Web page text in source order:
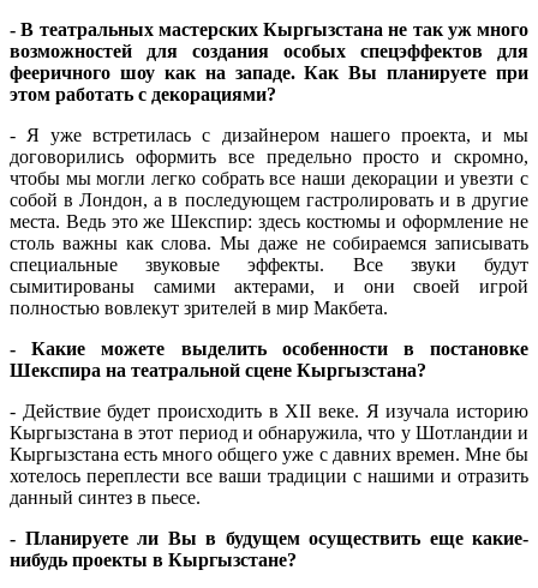
- В театральных мастерских Кыргызстана не так уж много
возможностей для создания особых спецэффектов для
фееричного шоу как на западе. Как Вы планируете при
этом работать с декорациями?
- Я уже встретилась с дизайнером нашего проекта, и мы
договорились оформить все предельно просто и скромно,
чтобы мы могли легко собрать все наши декорации и увезти с
собой в Лондон, а в последующем гастролировать и в другие
места. Ведь это же Шекспир: здесь костюмы и оформление не
столь важны как слова. Мы даже не собираемся записывать
специальные звуковые эффекты. Все звуки будут
сымитированы самими актерами, и они своей игрой
полностью вовлекут зрителей в мир Макбета.
- Какие можете выделить особенности в постановке
Шекспира на театральной сцене Кыргызстана?
- Действие будет происходить в XII веке. Я изучала историю
Кыргызстана в этот период и обнаружила, что у Шотландии и
Кыргызстана есть много общего уже с давних времен. Мне бы
хотелось переплести все ваши традиции с нашими и отразить
данный синтез в пьесе.
- Планируете ли Вы в будущем осуществить еще какие-
нибудь проекты в Кыргызстане?